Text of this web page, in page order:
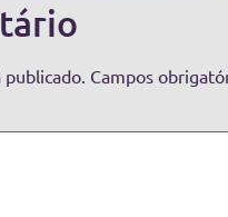
publicado. Campos